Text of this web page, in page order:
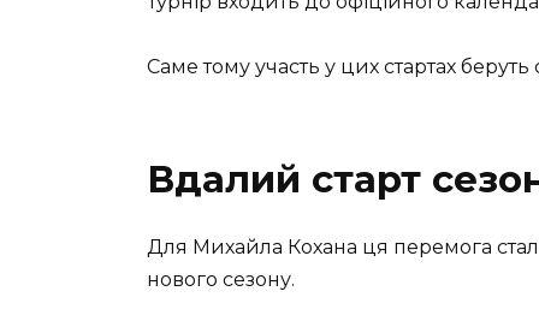
Саме тому участь у цих стартах
Вдалий старт
Для Михайла Кохана ця перемога
нового сезону.